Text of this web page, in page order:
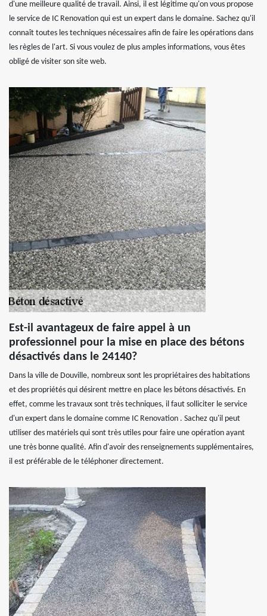
d'une meilleure qualité de travail. Ainsi, il est légitime qu'on vous propose
le service de IC Renovation qui est un expert dans le domaine. Sachez qu'il
connaît toutes les techniques nécessaires afin de faire les opérations dans
les règles de l'art. Si vous voulez de plus amples informations, vous êtes
obligé de visiter son site web.
Est-il avantageux de faire appel à un
professionnel pour la mise en place des bétons
désactivés dans le 24140?
Dans la ville de Douville, nombreux sont les propriétaires des habitations
et des propriétés qui désirent mettre en place les bétons désactivés. En
effet, comme les travaux sont très techniques, il faut solliciter le service
d'un expert dans le domaine comme IC Renovation . Sachez qu'il peut
utiliser des matériels qui sont très utiles pour faire une opération ayant
une très bonne qualité. Afin d'avoir des renseignements supplémentaires,
il est préférable de le téléphoner directement.